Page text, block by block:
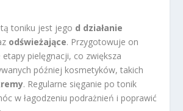
toniku jest jego d działanie
odświeżające. Przygotowuje on
pielęgnacji, co zwiększa
później kosmetyków, takich
. Regularne sięganie po tonik
w łagodzeniu podrażnień i poprawić